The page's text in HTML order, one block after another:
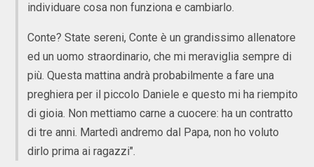
individuare cosa non funziona e cambiarlo.
Conte? State sereni, Conte è un grandissimo allenatore
ed un uomo straordinario, che mi meraviglia sempre di
più. Questa mattina andrà probabilmente a fare una
preghiera per il piccolo Daniele e questo mi ha riempito
di gioia. Non mettiamo carne a cuocere: ha un contratto
di tre anni. Martedì andremo dal Papa, non ho voluto
dirlo prima ai ragazzi".